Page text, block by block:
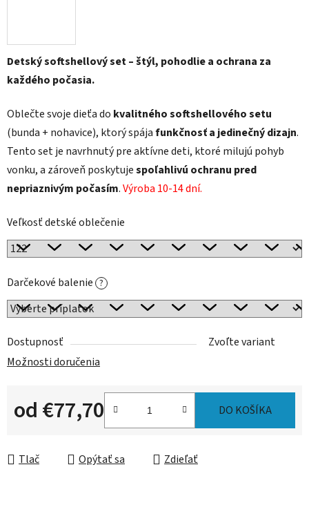
Detský softshellový set – štýl, pohodlie a ochrana za
každého počasia.
Oblečte svoje dieťa do kvalitného softshellového setu
(bunda + nohavice), ktorý spájafunkčnosť a jedinečný dizajn.
Tento set je navrhnutý pre aktívne deti, ktoré milujú pohyb
vonku, a zároveň poskytujespoľahlivú ochranu pred
nepriaznivým počasím.Výroba 10-14 dní.
Veľkosť detské oblečenie
Darčekové balenie ?
Dostupnosť
Zvoľte variant
Možnosti doručenia
od€77,70 DO KOŠÍKA
Tlač Opýtať sa Zdieľať